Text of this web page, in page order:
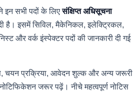
इन सभी पदों के लिएसंक्षिप्त अधिसूचना
है। इसमें सिविल, मैकेनिकल, इलेक्ट्रिकल,
और वर्क इंस्पेक्टर पदों की जानकारी दी गई
चयन प्रक्रिया, आवेदन शुल्क और अन्य जरूरी
जरूर पढ़ें। नीचे महत्वपूर्ण नोटिस